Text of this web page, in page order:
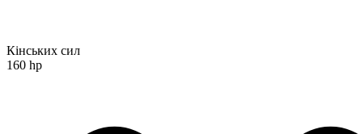
Кінських сил
160 hp